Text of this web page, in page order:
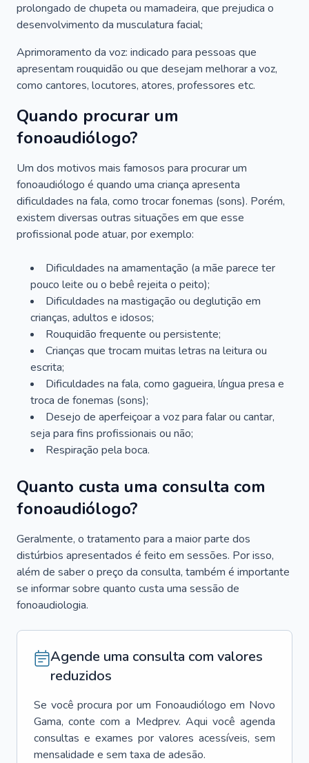
prolongado de chupeta ou mamadeira, que prejudica o
desenvolvimento da musculatura facial;
Aprimoramento da voz: indicado para pessoas que
apresentam rouquidão ou que desejam melhorar a voz,
como cantores, locutores, atores, professores etc.
Quando procurar um
fonoaudiólogo?
Um dos motivos mais famosos para procurar um
fonoaudiólogo é quando uma criança apresenta
dificuldades na fala, como trocar fonemas (sons). Porém,
existem diversas outras situações em que esse
profissional pode atuar, por exemplo:
Dificuldades na amamentação (a mãe parece ter
pouco leite ou o bebê rejeita o peito);
Dificuldades na mastigação ou deglutição em
crianças, adultos e idosos;
Rouquidão frequente ou persistente;
Crianças que trocam muitas letras na leitura ou
escrita;
Dificuldades na fala, como gagueira, língua presa e
troca de fonemas (sons);
Desejo de aperfeiçoar a voz para falar ou cantar,
seja para fins profissionais ou não;
Respiração pela boca.
Quanto custa uma consulta com
fonoaudiólogo?
Geralmente, o tratamento para a maior parte dos
distúrbios apresentados é feito em sessões. Por isso,
além de saber o preço da consulta, também é importante
se informar sobre quanto custa uma sessão de
fonoaudiologia.
Agende uma consulta com valores
reduzidos
Se você procura por um Fonoaudiólogo em Novo
Gama, conte com a Medprev. Aqui você agenda
consultas e exames por valores acessíveis, sem
mensalidade e sem taxa de adesão.